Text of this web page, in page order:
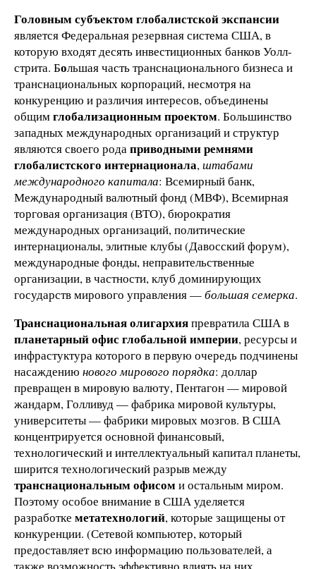
Головным субъектом глобалистской экспансии
является Федеральная резервная система США, в
которую входят десять инвестиционных банков Уолл-
стрита. Большая часть транснационального бизнеса и
транснациональных корпораций, несмотря на
конкуренцию и различия интересов, объединены
общимглобализационным проектом. Большинство
западных международных организаций и структур
являются своего родаприводными ремнями
глобалистского интернационала,штабами
международного капитала: Всемирный банк,
Международный валютный фонд (МВФ), Всемирная
торговая организация (ВТО), бюрократия
международных организаций, политические
интернационалы, элитные клубы (Давосский форум),
международные фонды, неправительственные
организации, в частности, клуб доминирующих
государств мирового управления —большая семерка.
Транснациональная олигархияпревратила США в
планетарный офис глобальной империи, ресурсы и
инфрастуктура которого в первую очередь подчинены
насаждению нового мирового порядка: доллар
превращен в мировую валюту, Пентагон — мировой
жандарм, Голливуд — фабрика мировой культуры,
университеты — фабрики мировых мозгов. В США
концентрируется основной финансовый,
технологический и интеллектуальный капитал планеты,
ширится технологический разрыв между
транснациональным офисом и остальным миром.
Поэтому особое внимание в США уделяется
разработке метатехнологий, которые защищены от
конкуренции. (Сетевой компьютер, который
предоставляет всю информацию пользователей, а
также возможность эффективно влиять на них.